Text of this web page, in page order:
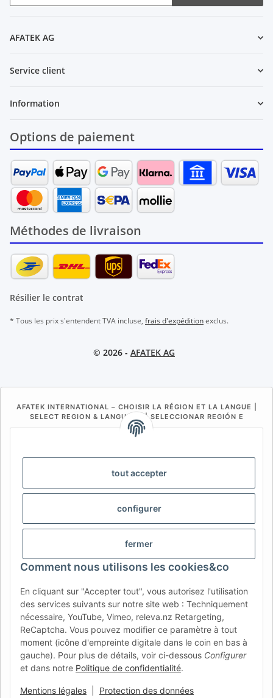
tout accepter
configurer
fermer
Comment nous utilisons les cookies&co
En cliquant sur "Accepter tout", vous autorisez l'utilisation
des services suivants sur notre site web : Techniquement
nécessaire, YouTube, Vimeo, releva.nz Retargeting,
ReCaptcha. Vous pouvez modifier ce paramètre à tout
moment (icône d'empreinte digitale dans le coin en bas à
gauche). Pour plus de détails, voir ci-dessous Configurer
et dans notre Politique de confidentialité.
Mentions légales Protection des données
AFATEK AG
Service client
Information
Options de paiement
Méthodes de livraison
Résilier le contrat
* Tous les prix s'entendent TVA incluse, frais d'expéditionexclus.
© 2026 - AFATEK AG
AFATEK INTERNATIONAL – CHOISIR LA RÉGION ET LA LANGUE |
SELECT REGION & LANGUAGE | SELECCIONAR REGIÓN E
IDIOMA
BE (NL) BE (FR)
FR IT ES DK PL
USA
RO HR
AFATEK France| Votre spécialiste en pièces détachées pour
remorques
Conseil technique :moc.ketafa@ofni| TVA (DE) :
DE354251646
Offre pour les professionnels : achats intracommunautaires HT
(VIES) disponibles.